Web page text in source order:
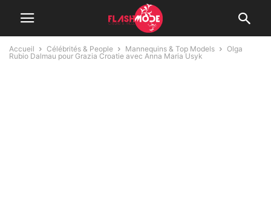
Accueil Célébrités & People Mannequins & Top Models
Olga
Rubio Dalmau pour Grazia Croatie avec Anna Maria Usyk